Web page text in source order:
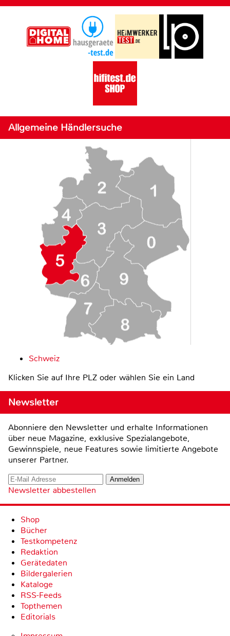
Allgemeine Händlersuche
Schweiz
Klicken Sie auf Ihre PLZ oder wählen Sie ein Land
Newsletter
Abonniere den Newsletter und erhalte Informationen
über neue Magazine, exklusive Spezialangebote,
Gewinnspiele, neue Features sowie limitierte Angebote
unserer Partner.
Newsletter abbestellen
Shop
Bücher
Testkompetenz
Redaktion
Gerätedaten
Bildergalerien
Kataloge
RSS-Feeds
Topthemen
Editorials